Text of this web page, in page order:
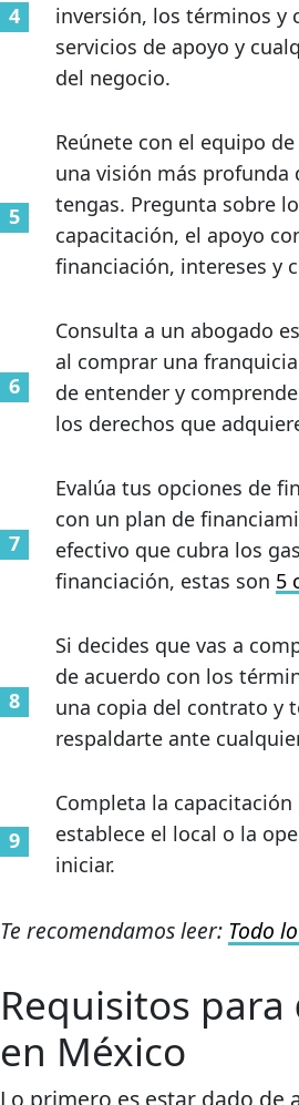
inversión, los términos y
servicios de apoyo y
del negocio.
Reúnete con el equipo
una visión más profunda
tengas. Pregunta sobre
capacitación, el apoyo
financiación, intereses y
Consulta a un abogado
al comprar una
de entender y
los derechos que
Evalúa tus opciones de
con un plan de
efectivo que cubra los
financiación, estas son 5
Si decides que vas a
de acuerdo con los
una copia del contrato y
respaldarte ante
Completa la
establece el local o la
iniciar.
Te recomendamos leer: Todo
Requisitos para
en México